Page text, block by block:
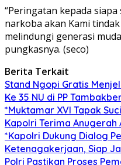
“Peringatan kepada
narkoba akan Kami
melindungi generasi
pungkasnya. (seco)
Berita Terkait
Stand Ngopi Gratis
Ke 35 NU di PP
*Muktamar XVI Tapak
Kapolri Terima
*Kapolri Dukung Dialog
Ketenagakerjaan, Siap
Polri Pastikan Proses